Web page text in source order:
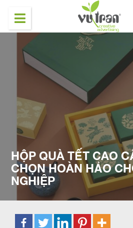
HỘP QUÀ TẾT CAO
CHỌN HOÀN HẢO
NGHIỆP